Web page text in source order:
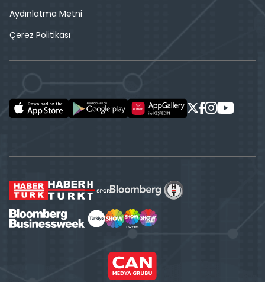
Aydınlatma Metni
Çerez Politikası